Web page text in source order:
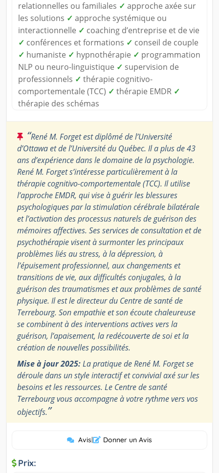
relationnelles ou familiales ✓ approche axée sur
les solutions ✓ approche systémique ou
interactionnelle ✓ coaching d’entreprise et de vie
✓ conférences et formations ✓ conseil de couple
✓ humaniste ✓ hypnothérapie ✓ programmation
NLP ou neuro-linguistique ✓ supervision de
professionnels ✓ thérapie cognitivo-
comportementale (TCC) ✓ thérapie EMDR ✓
thérapie des schémas
“René M. Forget est diplômé de l’Université
d’Ottawa et de l’Université du Québec. Il a plus de 43
ans d’expérience dans le domaine de la psychologie.
René M. Forget s’intéresse particulièrement à la
thérapie cognitivo-comportementale (TCC). Il utilise
l’approche EMDR, qui vise à guérir les blessures
psychologiques par la stimulation cérébrale bilatérale
et l’activation des processus naturels de guérison des
mémoires affectives. Ses services de consultation et de
psychothérapie visent à surmonter les principaux
problèmes liés au stress, à la dépression, à
l’épuisement professionnel, aux changements et
transitions de vie, aux difficultés conjugales, à la
guérison des traumatismes et aux problèmes de santé
physique. Il est le directeur du Centre de santé de
Terrebourg. Son empathie et son écoute chaleureuse
se combinent à des interventions actives vers la
guérison, l’apaisement, la redécouverte de soi et la
création de nouvelles possibilités.
Mise à jour 2025:La pratique de René M. Forget se
déroule dans un style interactif et convivial axé sur les
besoins et les ressources. Le Centre de santé
Terrebourg vous accompagne à votre rythme vers vos
objectifs.”
Avis| Donner un Avis
Prix: